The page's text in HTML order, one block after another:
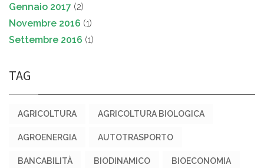
Gennaio 2017 (2)
Novembre 2016 (1)
Settembre 2016 (1)
TAG
AGRICOLTURA AGRICOLTURA BIOLOGICA
AGROENERGIA AUTOTRASPORTO
BANCABILITÀ BIODINAMICO BIOECONOMIA